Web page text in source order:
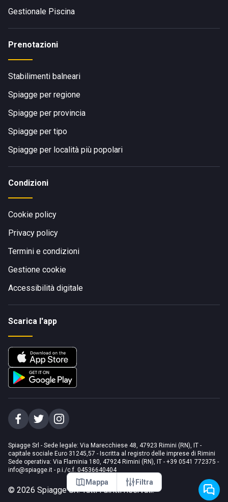
Mappa Filtra
Gestionale Piscina
Prenotazioni
Stabilimenti balneari
Spiagge per regione
Spiagge per provincia
Spiagge per tipo
Spiagge per località più popolari
Condizioni
Cookie policy
Privacy policy
Termini e condizioni
Gestione cookie
Accessibilità digitale
Scarica l'app
Spiagge Srl - Sede legale: Via Marecchiese 48, 47923 Rimini (RN), IT -
capitale sociale Euro 31245,57 - Iscritta al registro delle imprese di Rimini
Sede operativa: Via Flaminia 180, 47924 Rimini (RN), IT - +39 0541 772375 -
info@spiagge.it - p.i./c.f. 04536640404
© 2026 Spiagge Srl. Tutti i diritti riservati.